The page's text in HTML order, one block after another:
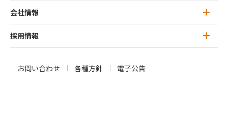
行動指針：ラクスリーダーシップ
IT人材サービス
オウンドメディア
ラクスのマテリアリティ
サステナビリティレポート
プレスリリース
お知らせ
IR トップ
トップメッセージ
会社情報
会社情報 トップ
採用情報
お問い合わせ 各種方針 電子公告